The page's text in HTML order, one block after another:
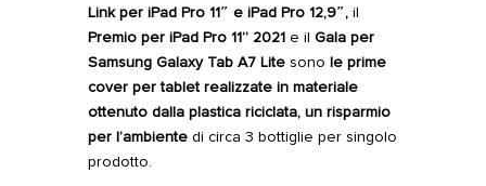
Link per iPad Pro 11″ e iPad Pro 12,9″, il
Premio per iPad Pro 11” 2021 e il Galaper
Samsung Galaxy Tab A7 Litesono le prime
cover per tablet realizzate in materiale
ottenuto dalla plastica riciclata, un risparmio
per l’ambiente di circa 3 bottiglie per singolo
prodotto.